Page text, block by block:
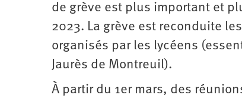
de grève est plus important et
2023. La grève est reconduite
organisés par les lycéens
Jaurès de Montreuil).
À partir du 1er mars, des